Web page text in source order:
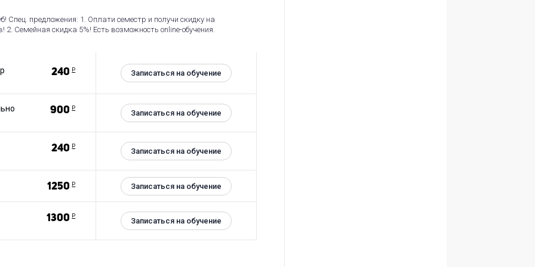
иностранный язык (Английский, Немецкий, Итальянский,
тестирования и режиме занятий, методике,
Вы можете ознакомиться на сайте центра в специальных
Спец. предложения: 1. Оплати семестр и получи скидку на
2. Семейная скидка 5%! Есть возможность online-обучения.
240 Р Записаться на обучение
900 Р
Записаться на обучение
240 Р
Записаться на обучение
1250 Р Записаться на обучение
1300 Р
Записаться на обучение